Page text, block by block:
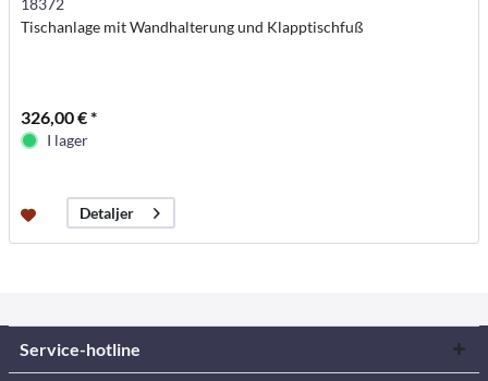
18372
Tischanlage mit Wandhalterung und Klapptischfuß
326,00 € *
I lager
Detaljer
Service-hotline